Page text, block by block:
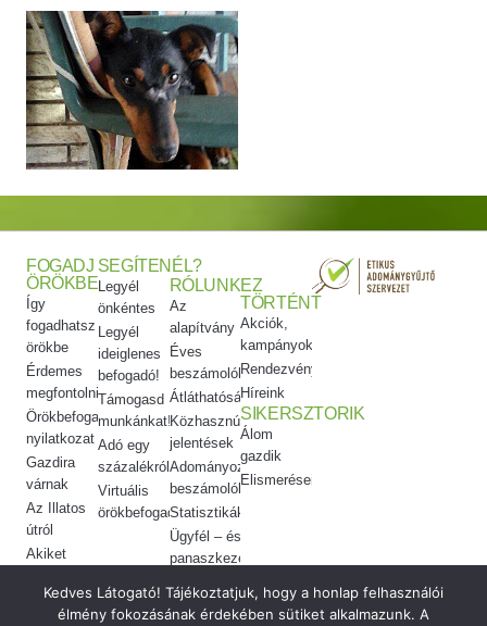
FOGADJ
ÖRÖKBE
Így
fogadhatsz
örökbe
Érdemes
megfontolni
Örökbefogadói
nyilatkozat
Gazdira
várnak
Az Illatos
útról
Akiket
adtunk
Meggyógyítottuk
SEGÍTENÉL?
Legyél
önkéntes
Legyél
ideiglenes
befogadó!
Támogasd
munkánkat!
Adó egy
százalékról
Virtuális
örökbefogadás
RÓLUNK
Az
alapítvány
Éves
beszámolók
Átláthatóság
Közhasznúsági
jelentések
Adományozási
beszámolók
Statisztikák
Ügyfél – és
panaszkezelés
kódex
EZ
TÖRTÉNT
Akciók,
kampányok
Rendezvényeink
Híreink
SIKERSZTORIK
Álom
gazdik
Elismeréseink
Kedves Látogató! Tájékoztatjuk, hogy a honlap felhasználói
élmény fokozásának érdekében sütiket alkalmazunk. A